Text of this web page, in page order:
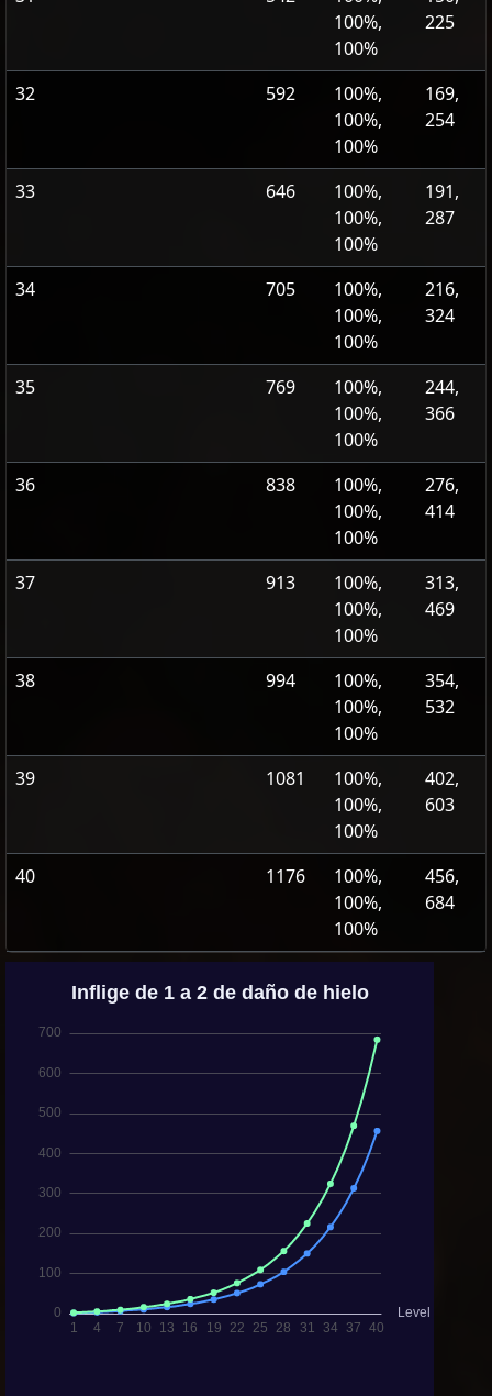
100%,
100%
225
32 592
100%,
100%,
100%
169,
254
33 646
100%,
100%,
100%
191,
287
34 705
100%,
100%,
100%
216,
324
35 769
100%,
100%,
100%
244,
366
36 838
100%,
100%,
100%
276,
414
37 913
100%,
100%,
100%
313,
469
38 994
100%,
100%,
100%
354,
532
39 1081
100%,
100%,
100%
402,
603
40 1176
100%,
100%,
100%
456,
684